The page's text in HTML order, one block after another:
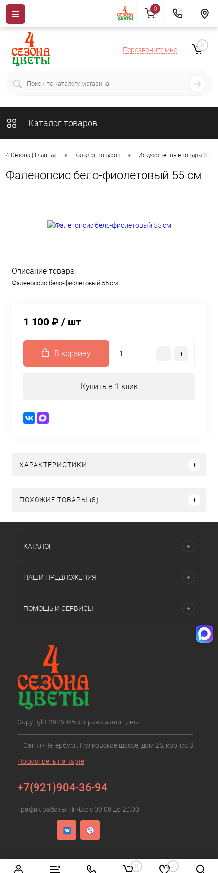
Перезвоните мне
0
Каталог товаров
4 Сезона | Главная • Каталог товаров • Искусственные товары
Фаленопсис бело-фиолетовый 55 см
Описание товара:
Фаленопсис бело-фиолетовый 55 см
1 100 ₽ / шт
В корзину
Купить в 1 клик
ХАРАКТЕРИСТИКИ
ПОХОЖИЕ ТОВАРЫ (8)
КАТАЛОГ
НАШИ ПРЕДЛОЖЕНИЯ
ПОМОЩЬ И СЕРВИСЫ
Copyright 2026 ©Все права защищены.
г. Санкт-Петербург, Пулковское шоссе, дом 25, корпус 3
Посмотреть на карте
+7(921)904-36-94
График работы Пн-Вс: с 09.00 до 20.00
0 0
0